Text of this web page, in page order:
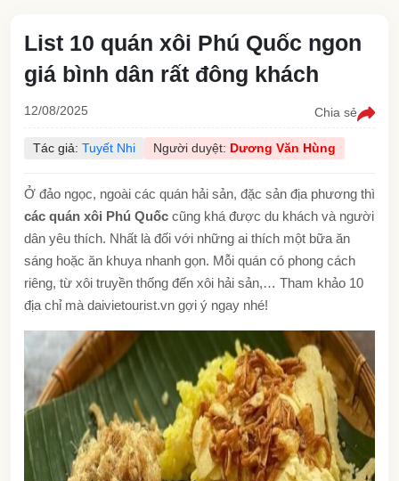
List 10 quán xôi Phú Quốc ngon
giá bình dân rất đông khách
12/08/2025 Chia sẻ
Tác giả: Tuyết Nhi Người duyệt: Dương Văn Hùng
Ở đảo ngọc, ngoài các quán hải sản, đặc sản địa phương thì
các quán xôi Phú Quốc cũng khá được du khách và người
dân yêu thích. Nhất là đối với những ai thích một bữa ăn
sáng hoặc ăn khuya nhanh gọn. Mỗi quán có phong cách
riêng, từ xôi truyền thống đến xôi hải sản,… Tham khảo 10
địa chỉ mà daivietourist.vn gợi ý ngay nhé!